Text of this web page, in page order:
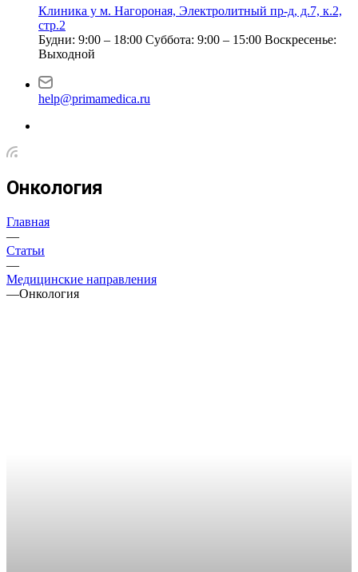
Клиника у м. Нагороная, Электролитный пр-д, д.7, к.2,
стр.2
Будни: 9:00 – 18:00 Суббота: 9:00 – 15:00 Воскресенье:
Выходной
help@primamedica.ru
Онкология
Главная
—
Статьи
—
Медицинские направления
—Онкология